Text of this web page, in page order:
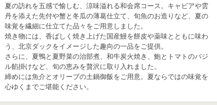
夏の訪れを五感で愉しむ、涼味溢れる和会席コース。キャビアや雲
丹を添えた先付や蟹と冬瓜の薄葛仕立て、旬魚のお造りなど、夏の
味覚を繊細に仕立てた品々をご用意しました。
焼き物には、香ばしく焼き上げた国産鰻を餅皮や薬味とともに味わ
う、北京ダックをイメージした趣向の一品をご提供。
さらに、夏鴨と夏野菜の治部煮、和牛炭火焼き、鮑とトマトのバジ
ル餡掛けなど、旬の恵みを贅沢に取り入れました。
締めには魚介とオリーブの土鍋御飯をご用意。夏ならではの味覚を
心ゆくまでご堪能ください。